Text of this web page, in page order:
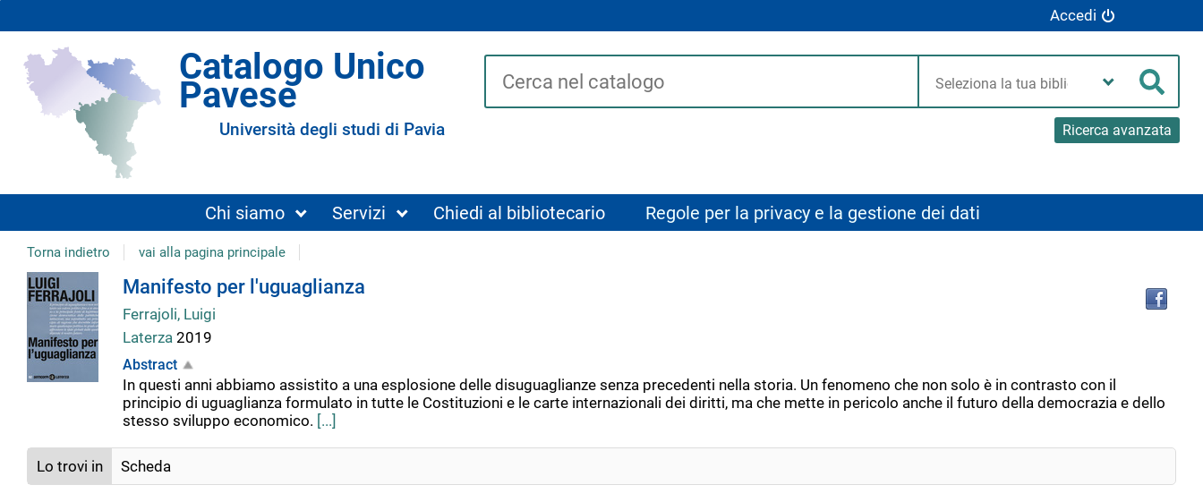
Accedi
Catalogo Unico
Pavese
Università degli studi di Pavia
Cerca su "Catalogo"
Cerca
Ricerca avanzata
Chi siamo Servizi Chiedi al bibliotecario Regole per la privacy e la gestione dei dati
Torna indietro vai alla pagina principale
Dettaglio
del
documento
Manifesto per l'uguaglianza
Ferrajoli, Luigi
Laterza 2019
Abstract
In questi anni abbiamo assistito a una esplosione delle disuguaglianze senza precedenti nella storia. Un fenomeno che non solo è in contrasto con il
principio di uguaglianza formulato in tutte le Costituzioni e le carte internazionali dei diritti, ma che mette in pericolo anche il futuro della democrazia e dello
stesso sviluppo economico. [...]
Lo trovi in Scheda